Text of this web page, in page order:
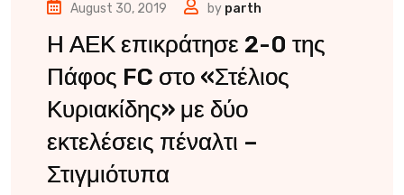
August 30, 2019 by parth
Η ΑΕΚ επικράτησε 2-0 της
Πάφος FC στο «Στέλιος
Κυριακίδης» με δύο
εκτελέσεις πέναλτι –
Στιγμιότυπα